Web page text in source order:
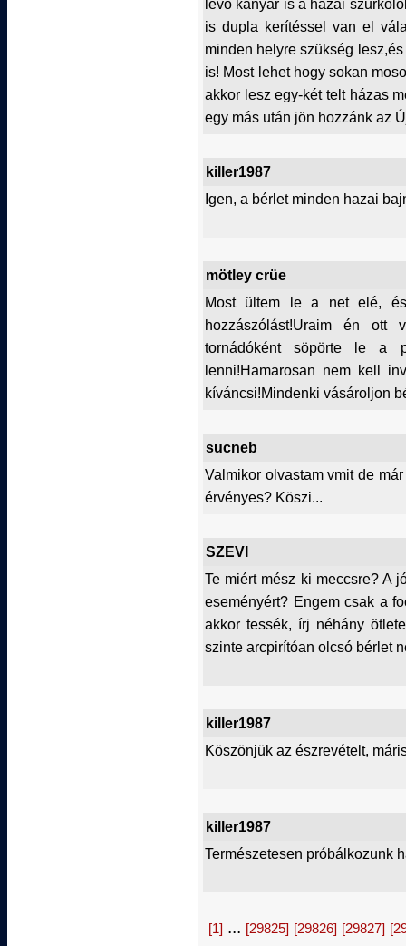
lévő kanyar is a hazai
is dupla kerítéssel van el
minden helyre szükség
is! Most lehet hogy sokan
akkor lesz egy-két telt házas
egy más után jön hozzánk az
killer1987
Igen, a bérlet minden hazai
mötley crüe
Most ültem le a net elé,
hozzászólást!Uraim én ott
tornádóként söpörte le a
lenni!Hamarosan nem kell
kíváncsi!Mindenki vásároljon
sucneb
Valmikor olvastam vmit de
érvényes? Köszi...
SZEVI
Te miért mész ki meccsre? A
eseményért? Engem csak a
akkor tessék, írj néhány
szinte arcpirítóan olcsó bérlet
killer1987
Köszönjük az észrevételt,
killer1987
Természetesen próbálkozunk
[1] ... [29825] [29826] [29827]